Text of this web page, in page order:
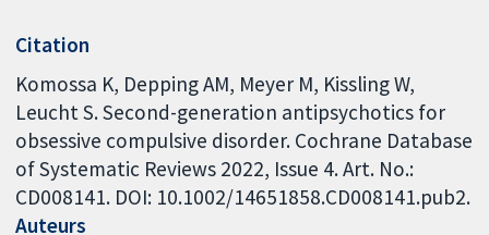
Citation
Komossa K, Depping AM, Meyer M, Kissling W,
Leucht S. Second-generation antipsychotics for
obsessive compulsive disorder. Cochrane Database
of Systematic Reviews 2022, Issue 4. Art. No.:
CD008141. DOI: 10.1002/14651858.CD008141.pub2.
Auteurs